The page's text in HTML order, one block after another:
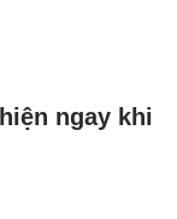
ngay khi